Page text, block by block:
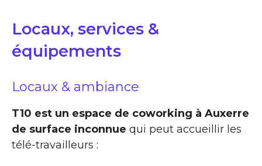
Locaux, services &
équipements
Locaux & ambiance
T10 est un espace de coworking à Auxerre
de surface inconnue qui peut accueillir les
télé-travailleurs :